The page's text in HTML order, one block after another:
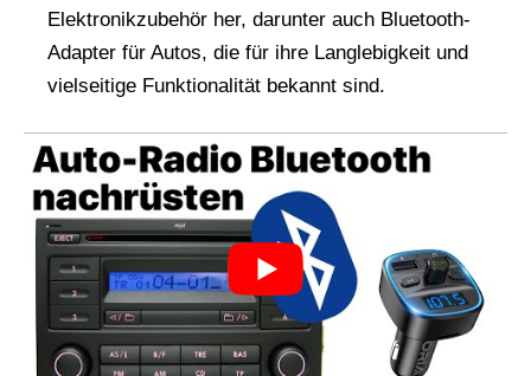
Elektronikzubehör her, darunter auch Bluetooth-
Adapter für Autos, die für ihre Langlebigkeit und
vielseitige Funktionalität bekannt sind.